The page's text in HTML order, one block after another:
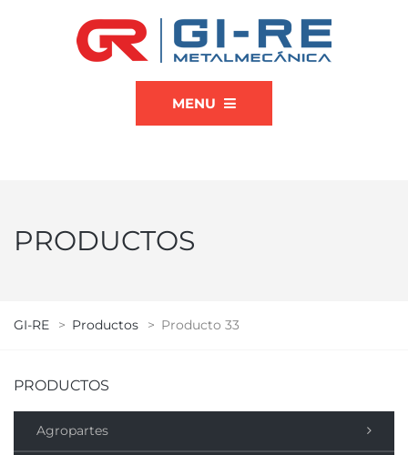
MENU
PRODUCTOS
GI-RE > Productos > Producto 33
PRODUCTOS
Agropartes